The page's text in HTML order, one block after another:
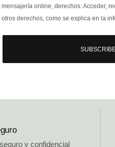
mensajería online, derechos: Acceder,
otros derechos, como se explica en la
y confidencial